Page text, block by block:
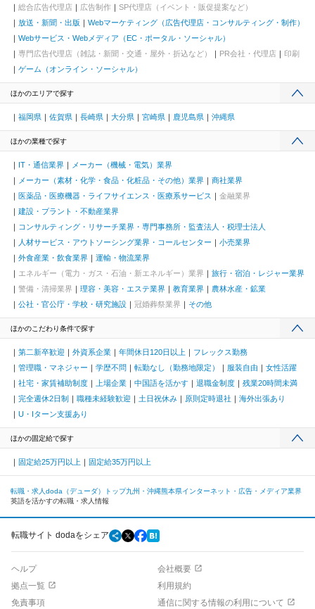
総合広告代理店 広告制作
SP代理店（イベント・販促提案など）
放送・新聞・出版
Webマーケティング（広告代理店・コンサルティング・制作）
Webサービス・Webメディア（EC・ポータル・ソーシャル）
専門広告代理店（雑誌・新聞・交通・屋外・折込など）
PR会社・代理店
印刷
ゲーム（オンライン・ソーシャル）
ほかのエリアで探す
福岡県 佐賀県 長崎県 大分県 宮崎県 鹿児島県 沖縄県
ほかの業種で探す
IT・通信業界
メーカー（機械・電気）業界
メーカー（素材・化学・食品・化粧品・その他）業界
商社業界
医薬品・医療機器・ライフサイエンス・医療系サービス
金融業界
建設・プラント・不動産業界
コンサルティング・リサーチ業界・専門事務所・監査法人・税理士法人
人材サービス・アウトソーシング業界・コールセンター
小売業界
外食産業・飲食業界
運輸・物流業界
エネルギー（電力・ガス・石油・新エネルギー）業界
旅行・宿泊・レジャー業界
警備・清掃業界
理容・美容・エステ業界 教育業界
農林水産・鉱業
公社・官公庁・学校・研究施設
冠婚葬祭業界 その他
ほかのこだわり条件で探す
第二新卒歓迎 外資系企業 年間休日120日以上
フレックス勤務
管理職・マネジャー
学歴不問 転勤なし（勤務地限定） 服装自由
女性活躍
社宅・家賃補助制度
上場企業 中国語を活かす 退職金制度
残業20時間未満
完全週休2日制
職種未経験歓迎 土日祝休み 原則定時退社
海外出張あり
U・Iターン支援あり
ほかの固定給で探す
固定給25万円以上 固定給35万円以上
転職・求人doda（デューダ）トップ九州・沖縄熊本県インターネット・広告・メディア業界
英語を活かすの転職・求人情報
転職サイト dodaをシェア
ヘルプ
会社概要
拠点一覧
利用規約
免責事項
通信に関する情報の利用について